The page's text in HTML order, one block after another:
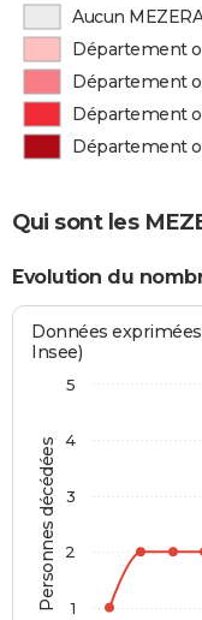
Aucun
Département
Département
Département
Département
Qui sont les
Evolution du
Personnes décédées
Données
Insee)
1
2
3
4
5